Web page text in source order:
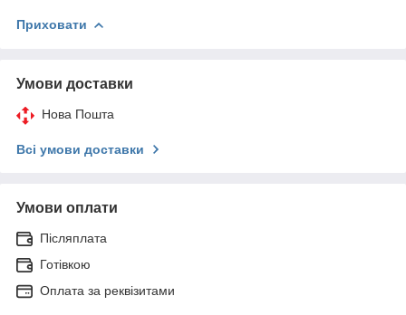
Приховати
Умови доставки
Нова Пошта
Всі умови доставки
Умови оплати
Післяплата
Готівкою
Оплата за реквізитами